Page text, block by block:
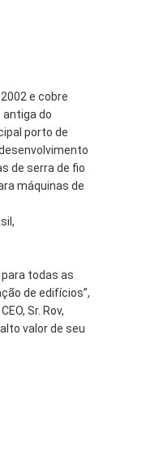
e cobre
antiga do
porto de
de serra de fio
máquinas de
todas as
de edifícios”,
Sr. Rov,
valor de seu